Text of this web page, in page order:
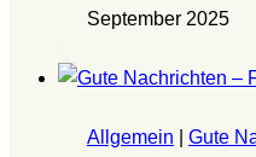
September 2025
Allgemein Gute